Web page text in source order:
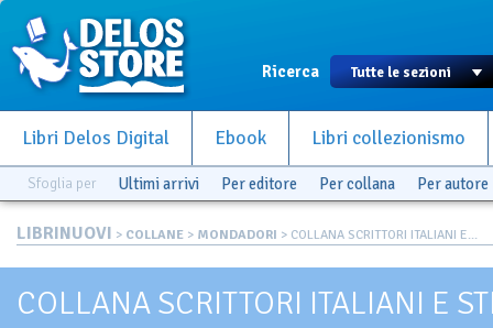
Ricerca
Libri Delos Digital Ebook Libri collezionismo
Sfoglia per Ultimi arrivi Per editore Per collana Per autore
LIBRINUOVI > COLLANE > MONDADORI > COLLANA SCRITTORI ITALIANI E...
COLLANA SCRITTORI ITALIANI E